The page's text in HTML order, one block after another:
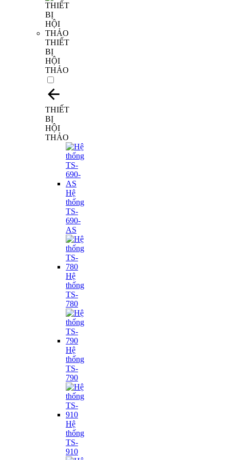
THIẾT
BỊ
HỘI
THẢO
THIẾT
BỊ
HỘI
THẢO
Hệ
thống
TS-
690-
AS
Hệ
thống
TS-
780
Hệ
thống
TS-
790
Hệ
thống
TS-
910